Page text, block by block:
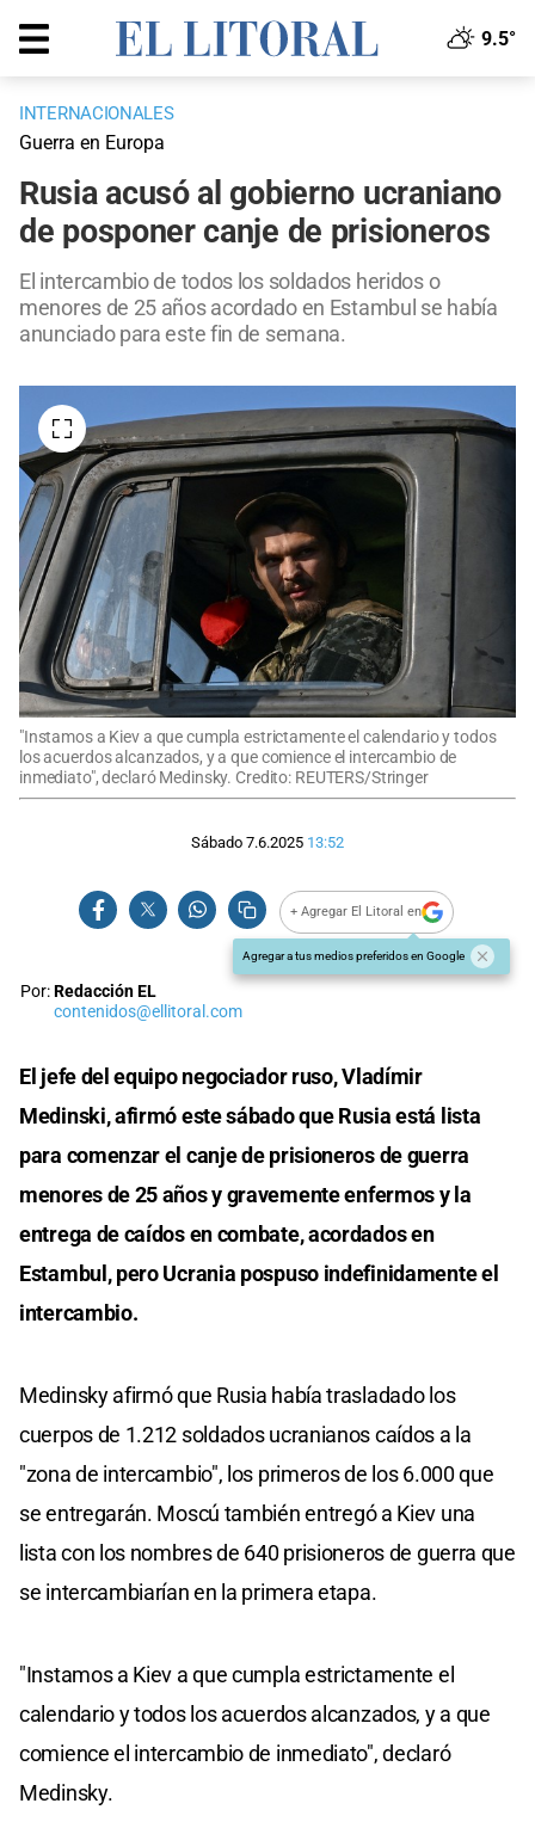
9.5°
INTERNACIONALES
Guerra en Europa
Rusia acusó al gobierno ucraniano
de posponer canje de prisioneros
El intercambio de todos los soldados heridos o
menores de 25 años acordado en Estambul se había
anunciado para este fin de semana.
"Instamos a Kiev a que cumpla estrictamente el calendario y todos
los acuerdos alcanzados, y a que comience el intercambio de
inmediato", declaró Medinsky. Credito: REUTERS/Stringer
Sábado 7.6.2025 13:52
+ Agregar El Litoral en
Agregar a tus medios preferidos en Google
Por:Redacción EL
contenidos@ellitoral.com
El jefe del equipo negociador ruso, Vladímir
Medinski, afirmó este sábado que Rusia está lista
para comenzar el canje de prisioneros de guerra
menores de 25 años y gravemente enfermos y la
entrega de caídos en combate, acordados en
Estambul, pero Ucrania pospuso indefinidamente el
intercambio.
Medinsky afirmó que Rusia había trasladado los
cuerpos de 1.212 soldados ucranianos caídos a la
"zona de intercambio", los primeros de los 6.000 que
se entregarán. Moscú también entregó a Kiev una
lista con los nombres de 640 prisioneros de guerra que
se intercambiarían en la primera etapa.
"Instamos a Kiev a que cumpla estrictamente el
calendario y todos los acuerdos alcanzados, y a que
comience el intercambio de inmediato", declaró
Medinsky.